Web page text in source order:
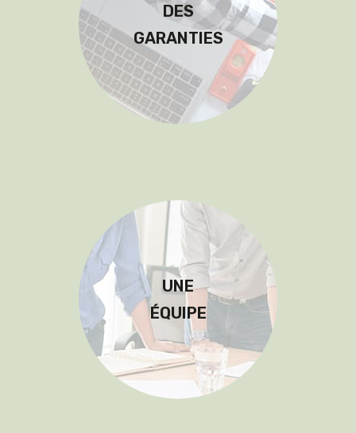
DES
GARANTIES
UNE
ÉQUIPE